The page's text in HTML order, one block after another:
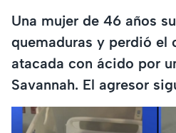
Una mujer de 46 años
quemaduras y perdió el
atacada con ácido por
Savannah. El agresor